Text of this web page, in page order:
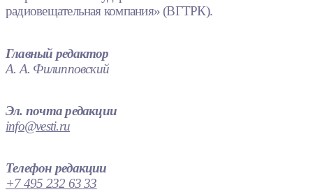
радиовещательная компания» (ВГТРК).
Главный редактор
А. А. Филипповский
Эл. почта редакции
info@vesti.ru
Телефон редакции
+7 495 232 63 33